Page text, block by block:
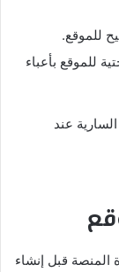
للموقع.
للموقع بأعباء
السارية عند
قبل إنشاء